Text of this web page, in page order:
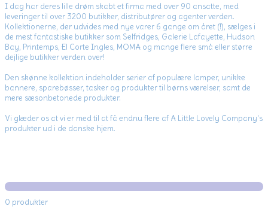
I dag har deres lille drøm skabt et firma med over 90 ansatte, med
leveringer til over 3200 butikker, distributører og agenter verden.
Kollektionerne, der udvides med nye varer 6 gange om året (!), sælges i
de mest fantastiske butikker som Selfridges, Galerie Lafayette, Hudson
Bay, Printemps, El Corte Ingles, MOMA og mange flere små eller større
dejlige butikker verden over!
Den skønne kollektion indeholder serier af populære lamper, unikke
bannere, sparebøsser, tasker og produkter til børns værelser, samt de
mere sæsonbetonede produkter.
Vi glæder os at vi er med til at få endnu flere af A Little Lovely Company's
produkter ud i de danske hjem.
0 produkter